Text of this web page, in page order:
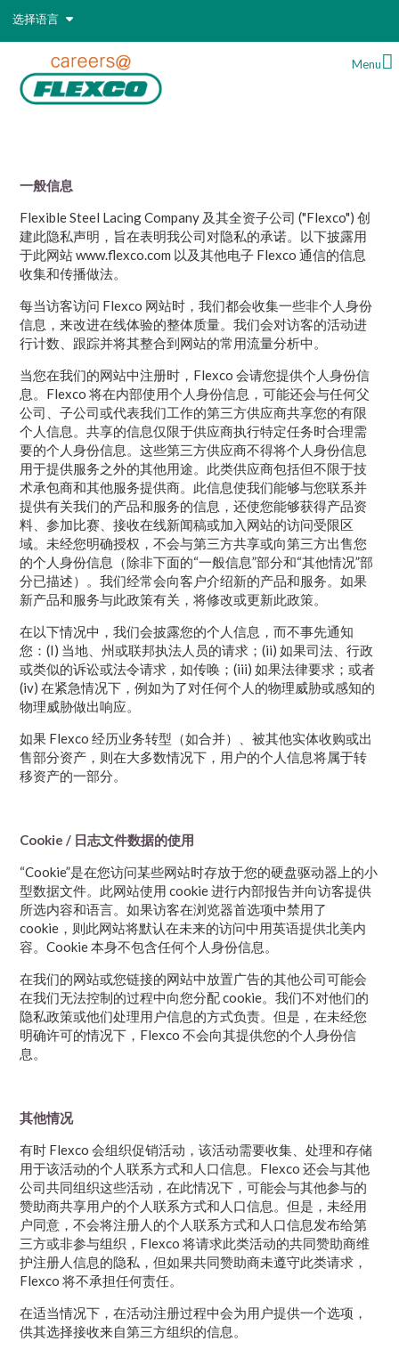
选择语言
Menu
一般信息
Flexible Steel Lacing Company 及其全资子公司 ("Flexco") 创
建此隐私声明，旨在表明我公司对隐私的承诺。以下披露用
于此网站 www.flexco.com 以及其他电子 Flexco 通信的信息
收集和传播做法。
每当访客访问 Flexco 网站时，我们都会收集一些非个人身份
信息，来改进在线体验的整体质量。我们会对访客的活动进
行计数、跟踪并将其整合到网站的常用流量分析中。
当您在我们的网站中注册时，Flexco 会请您提供个人身份信
息。Flexco 将在内部使用个人身份信息，可能还会与任何父
公司、子公司或代表我们工作的第三方供应商共享您的有限
个人信息。共享的信息仅限于供应商执行特定任务时合理需
要的个人身份信息。这些第三方供应商不得将个人身份信息
用于提供服务之外的其他用途。此类供应商包括但不限于技
术承包商和其他服务提供商。此信息使我们能够与您联系并
提供有关我们的产品和服务的信息，还使您能够获得产品资
料、参加比赛、接收在线新闻稿或加入网站的访问受限区
域。未经您明确授权，不会与第三方共享或向第三方出售您
的个人身份信息（除非下面的“一般信息”部分和“其他情况”部
分已描述）。我们经常会向客户介绍新的产品和服务。如果
新产品和服务与此政策有关，将修改或更新此政策。
在以下情况中，我们会披露您的个人信息，而不事先通知
您：(I) 当地、州或联邦执法人员的请求；(ii) 如果司法、行政
或类似的诉讼或法令请求，如传唤；(iii) 如果法律要求；或者
(iv) 在紧急情况下，例如为了对任何个人的物理威胁或感知的
物理威胁做出响应。
如果 Flexco 经历业务转型（如合并）、被其他实体收购或出
售部分资产，则在大多数情况下，用户的个人信息将属于转
移资产的一部分。
Cookie / 日志文件数据的使用
“Cookie”是在您访问某些网站时存放于您的硬盘驱动器上的小
型数据文件。此网站使用 cookie 进行内部报告并向访客提供
所选内容和语言。如果访客在浏览器首选项中禁用了
cookie，则此网站将默认在未来的访问中用英语提供北美内
容。Cookie 本身不包含任何个人身份信息。
在我们的网站或您链接的网站中放置广告的其他公司可能会
在我们无法控制的过程中向您分配 cookie。我们不对他们的
隐私政策或他们处理用户信息的方式负责。但是，在未经您
明确许可的情况下，Flexco 不会向其提供您的个人身份信
息。
其他情况
有时 Flexco 会组织促销活动，该活动需要收集、处理和存储
用于该活动的个人联系方式和人口信息。Flexco 还会与其他
公司共同组织这些活动，在此情况下，可能会与其他参与的
赞助商共享用户的个人联系方式和人口信息。但是，未经用
户同意，不会将注册人的个人联系方式和人口信息发布给第
三方或非参与组织，Flexco 将请求此类活动的共同赞助商维
护注册人信息的隐私，但如果共同赞助商未遵守此类请求，
Flexco 将不承担任何责任。
在适当情况下，在活动注册过程中会为用户提供一个选项，
供其选择接收来自第三方组织的信息。